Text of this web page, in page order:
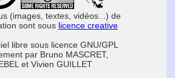
(images, textes, vidéos...) de
sont sous licence creative
libre sous licence GNU/GPL
par Bruno MASCRET,
et Vivien GUILLET